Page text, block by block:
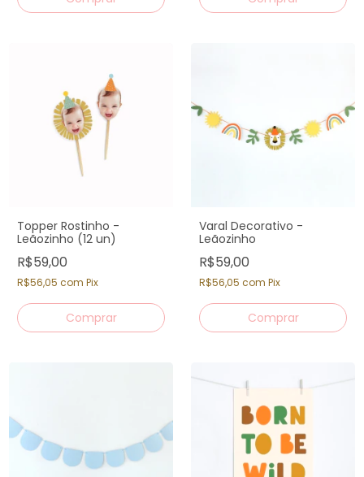
Topper Rostinho -
Leãozinho (12 un)
R$59,00
R$56,05 com Pix
Varal Decorativo -
Leãozinho
R$59,00
R$56,05 com Pix